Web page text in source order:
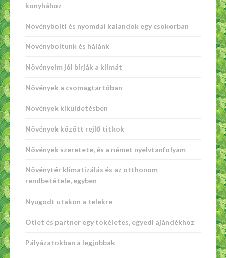
konyhához
Növénybolti és nyomdai kalandok egy csokorban
Növényboltunk és hálánk
Növényeim jól bírják a klímát
Növények a csomagtartóban
Növények kiküldetésben
Növények között rejlő titkok
Növények szeretete, és a német nyelvtanfolyam
Növénytér klimatizálás és az otthonom
rendbetétele, egyben
Nyugodt utakon a telekre
Ötlet és partner egy tökéletes, egyedi ajándékhoz
Pályázatokban a legjobbak